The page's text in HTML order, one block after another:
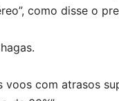
como disse o
com atrasos